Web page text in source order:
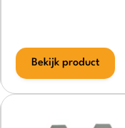
Bekijk product